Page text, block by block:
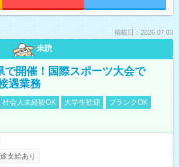
掲載日：2026.07.03
未読
で開催！国際スポーツ大会で
遇業務
社会人未経験OK 大学生歓迎
ブランクOK
支給あり